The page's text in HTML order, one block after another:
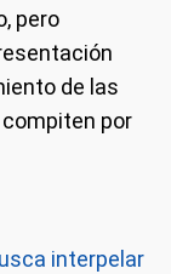
pero
de las
por
interpelar